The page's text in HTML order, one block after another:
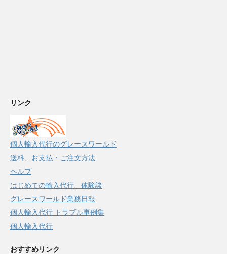
リンク
個人輸入代行のグレースワールド
送料、お支払・ご注文方法
ヘルプ
はじめての輸入代行、体験談
グレースワールド業務日報
個人輸入代行 トラブル事例集
個人輸入代行
おすすめリンク